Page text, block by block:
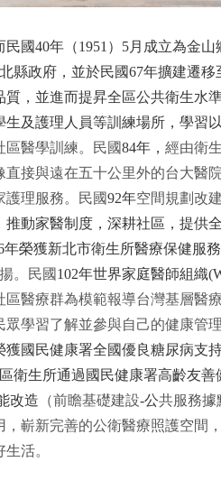
民國40年（1951 ） 5月成立為金山
縣政府，並於民國67年擴建遷移
，並進而提昇全區公共衛生水
及護理人員等訓練場所，學習
區醫學訓練。 民國84年， 經由衛
接與遠在五十公里外的台大醫
護理服務。 民國92年空間規劃改
動家醫制度，深耕社區，提供
年榮獲新北市衛生所醫療保健服
。 民國 102年世界家庭醫師組織
區醫療群為模範報導台灣基層醫
學習了解並參與自己的健康管
獲國民健康署全國優良糖尿病支
衛生所通過國民健康署高齡友善
改造 （前瞻基礎建設-公共服務據
， 嶄新完善的公衛醫療照護空間 ，
活。